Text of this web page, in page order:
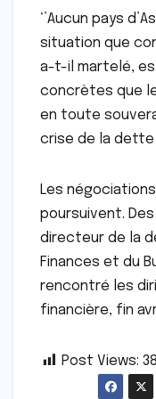
‘’Aucun pays
situation que
a-t-il martelé,
concrètes que
en toute
crise de la dette
Les
poursuivent.
directeur de la
Finances et du
rencontré les
financière, fin
Post Views: 38